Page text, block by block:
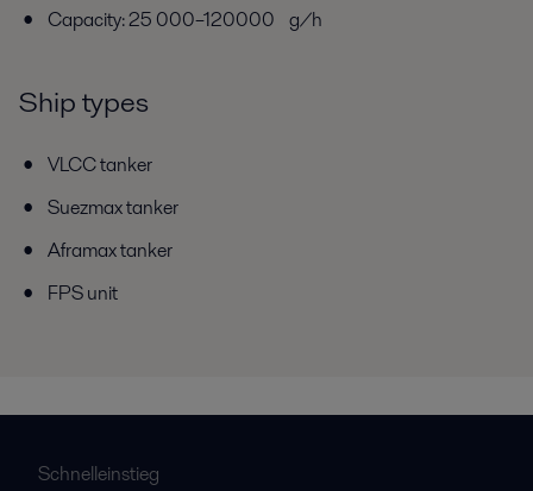
Capacity: 25 000–120000 g/h
Ship types
VLCC tanker
Suezmax tanker
Aframax tanker
FPS unit
Schnelleinstieg